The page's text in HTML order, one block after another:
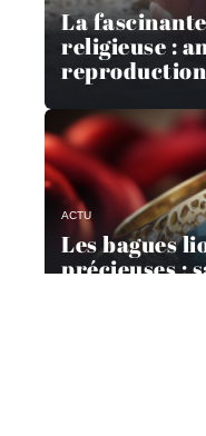
La
religieuse :
ACTU
Les bagues
précieuses :